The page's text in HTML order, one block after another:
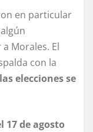
en particular
Morales. El
con la
elecciones se
17 de agosto